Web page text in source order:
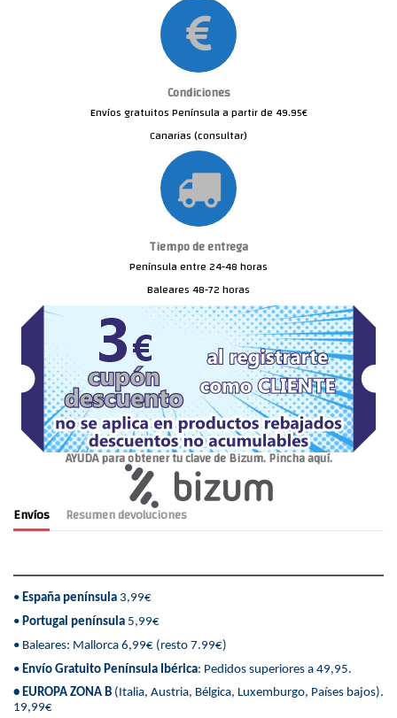
Condiciones
Envíos gratuitos Península a partir de 49.95€
Canarias (consultar)
Tiempo de entrega
Península entre 24-48 horas
Baleares 48-72 horas
AYUDA para obtener tu clave de Bizum. Pincha aquí.
Envíos Resumen devoluciones
• España península 3,99€
• Portugal península 5,99€
• Baleares: Mallorca 6,99€ (resto 7.99€)
• Envío Gratuito Península Ibérica: Pedidos superiores a 49,95.
• EUROPA ZONA B (Italia, Austria, Bélgica, Luxemburgo, Países bajos).
19,99€